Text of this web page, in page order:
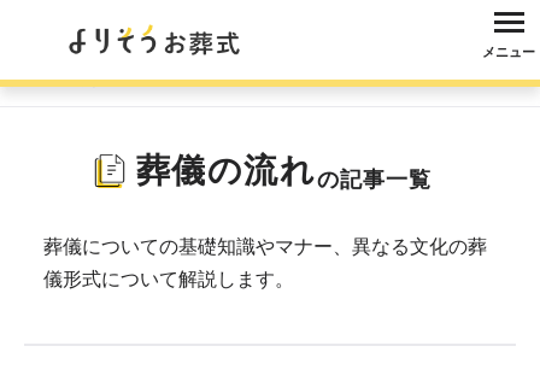
メニュー
よりそうお葬式 コラム 葬儀・葬式 葬儀の流れ
葬儀の流れの記事一覧
葬儀についての基礎知識やマナー、異なる文化の葬
儀形式について解説します。